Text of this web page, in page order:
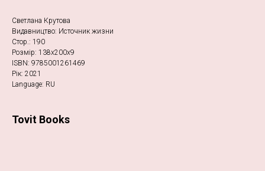
Светлана Крутова
Видавництво: Источник жизни
Стор.: 190
Розмір: 138х200х9
ISBN: 9785001261469
Рік: 2021
Language: RU
Tovit Books